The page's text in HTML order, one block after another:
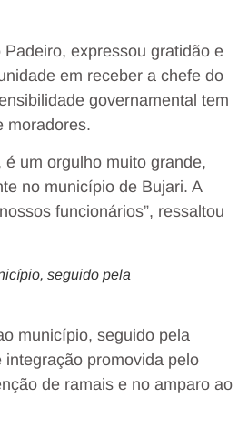
expressou gratidão e
em receber a chefe do
governamental tem
moradores.
um orgulho muito grande,
no município de Bujari. A
funcionários”, ressaltou
seguido pela
município, seguido pela
promovida pelo
de ramais e no amparo ao